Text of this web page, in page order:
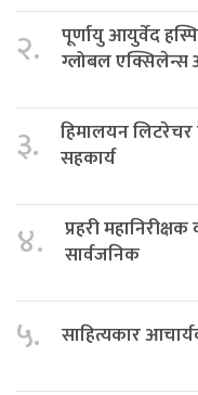
२.
पूर्णायु आयुर्वेद
ग्लोबल एक्सिलेन्स
३.
हिमालयन लिटरेचर
सहकार्य
४.
प्रहरी
सार्वजनिक
५. साहित्यकार